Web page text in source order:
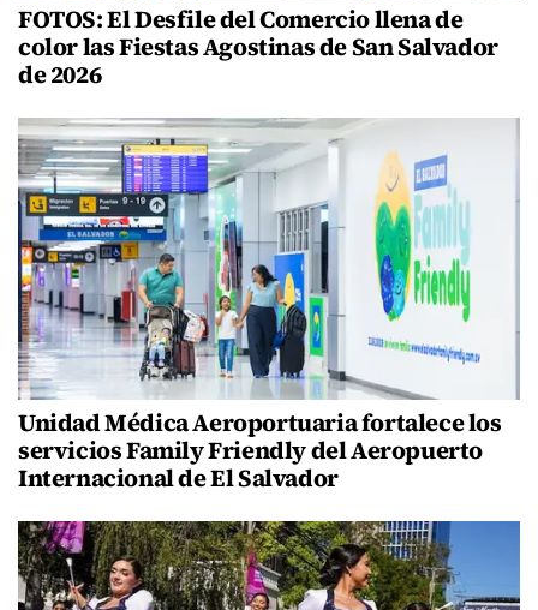
FOTOS: El Desfile del Comercio llena de
color las Fiestas Agostinas de San Salvador
de 2026
Unidad Médica Aeroportuaria fortalece los
servicios Family Friendly del Aeropuerto
Internacional de El Salvador